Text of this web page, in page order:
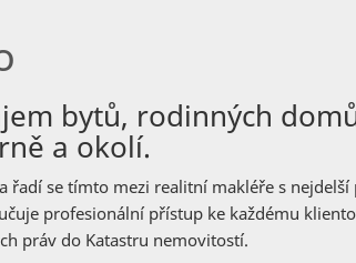
bytů, rodinných
a okolí.
řadí se tímto mezi realitní makléře s
profesionální přístup ke každému
práv do Katastru nemovitostí.